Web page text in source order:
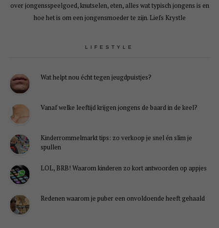
over jongensspeelgoed, knutselen, eten, alles wat typisch jongens is en
hoe het is om een jongensmoeder te zijn. Liefs Krystle
LIFESTYLE
Wat helpt nou écht tegen jeugdpuistjes?
Vanaf welke leeftijd krijgen jongens de baard in de keel?
Kinderrommelmarkt tips: zo verkoop je snel én slim je
spullen
LOL, BRB! Waarom kinderen zo kort antwoorden op appjes
Redenen waarom je puber een onvoldoende heeft gehaald